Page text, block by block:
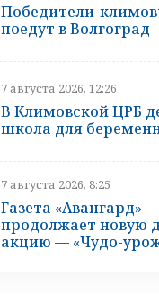
Победители-
поедут в Волгоград
7 августа 2026, 12:26
В Климовской ЦРБ
школа для
7 августа 2026, 8:25
Газета «Авангард»
продолжает новую
акцию — «Чудо-